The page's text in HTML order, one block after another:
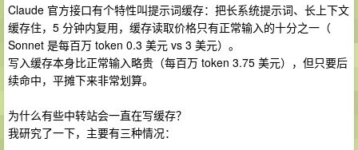
Claude 官方接口有个特性叫提示词缓存：把长系统提示词、长上下文
缓存住，5 分钟内复用，缓存读取价格只有正常输入的十分之一（
Sonnet 是每百万 token 0.3 美元 vs 3 美元）。
写入缓存本身比正常输入略贵（每百万 token 3.75 美元），但只要后
续命中，平摊下来非常划算。
为什么有些中转站会一直在写缓存？
我研究了一下，主要有三种情况：